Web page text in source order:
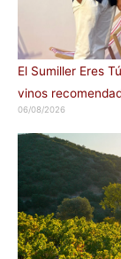
El Sumiller Eres
vinos
06/08/2026